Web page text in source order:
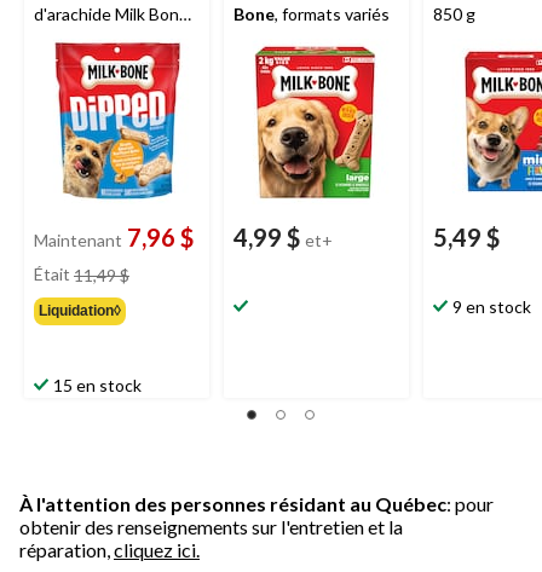
d'arachide Milk Bone,
850 g
Maintenant 7,96 $
Était 11,49 $
Liquidation◊
15 en stock
Bone, formats variés
4,99 $ et+
850 g
5,49 $
9 en stock
À l'attention des personnes résidant au Québec: pour
obtenir des renseignements sur l'entretien et la
réparation,cliquez ici.